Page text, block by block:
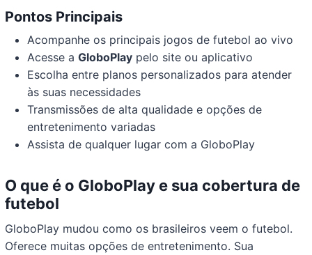
Pontos Principais
Acompanhe os principais jogos de futebol ao vivo
Acesse aGloboPlay pelo site ou aplicativo
Escolha entre planos personalizados para atender
às suas necessidades
Transmissões de alta qualidade e opções de
entretenimento variadas
Assista de qualquer lugar com a GloboPlay
O que é o GloboPlay e sua cobertura de
futebol
GloboPlay mudou como os brasileiros veem o futebol.
Oferece muitas opções de entretenimento. Sua